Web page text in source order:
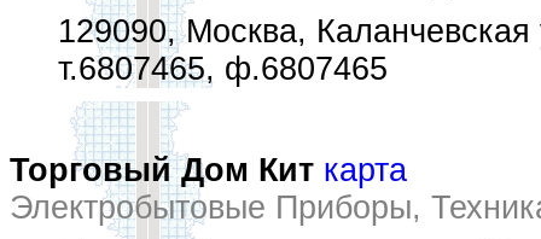
129090, Москва, Каланчевская
т.6807465, ф.6807465
Торговый Дом Кит карта
Электробытовые Приборы,